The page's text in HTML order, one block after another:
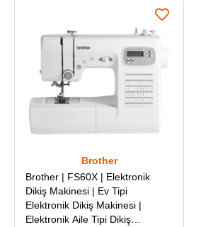
Brother
Brother | FS60X | Elektronik
Dikiş Makinesi | Ev Tipi
Elektronik Dikiş Makinesi |
Elektronik Aile Tipi Dikiş